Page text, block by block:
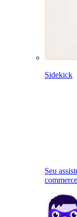
Sidekick
Seu